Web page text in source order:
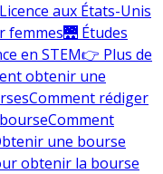
aux États-Unis
femmes🌉 Études
en STEM👉 Plus de
obtenir une
Comment rédiger
Comment
une bourse
obtenir la bourse